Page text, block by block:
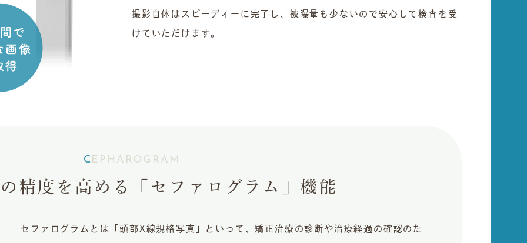
撮影自体はスピーディーに完了し、被曝量も少ないので安心して検査を受
けていただけます。
CEPHAROGRAM
精度を高める 「セファログラム」機能
セファログラムとは「頭部X線規格写真」といって、矯正治療の診断や治療経過の確認のた